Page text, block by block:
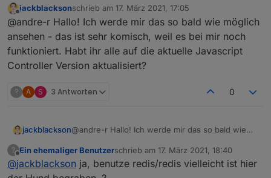
Offline
jackblacksonschrieb am 17. März 2021, 17:05
zuletzt editiert von
@andre-r Hallo! Ich werde mir das so bald wie möglich
ansehen - das ist sehr komisch, weil es bei mir noch
funktioniert. Habt ihr alle auf die aktuelle Javascript
Controller Version aktualisiert?
? A S 3 Antworten 0
jackblackson@andre-r Hallo! Ich werde mir das so bald wie
bei mir noch funktioniert. Habt ihr alle auf die
aktuelle Javascript Controller Version aktualisiert?
?
Offline
Ein ehemaliger Benutzerschrieb am 17. März 2021, 18:40
zuletzt editiert von
@jackblackson ja, benutze redis/redis vielleicht ist hier